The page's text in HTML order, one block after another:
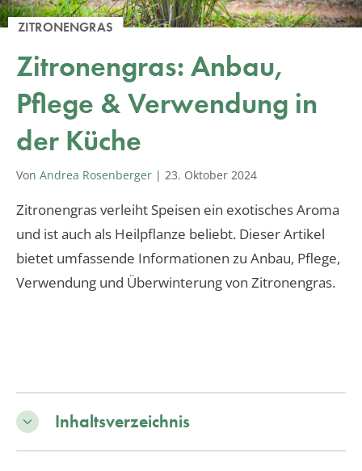
ZITRONENGRAS
Zitronengras: Anbau,
Pflege & Verwendung in
der Küche
Von Andrea Rosenberger | 23. Oktober 2024
Zitronengras verleiht Speisen ein exotisches Aroma
und ist auch als Heilpflanze beliebt. Dieser Artikel
bietet umfassende Informationen zu Anbau, Pflege,
Verwendung und Überwinterung von Zitronengras.
Inhaltsverzeichnis